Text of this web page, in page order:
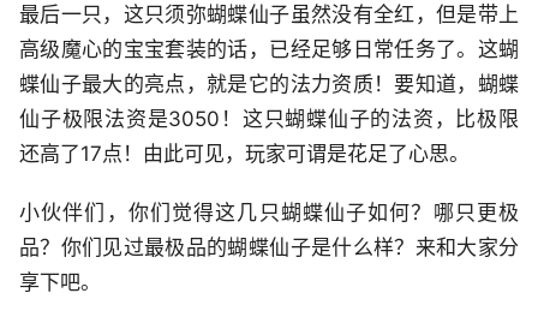
最后一只，这只须弥蝴蝶仙子虽然没有全红，但是带上
高级魔心的宝宝套装的话，已经足够日常任务了。这蝴
蝶仙子最大的亮点，就是它的法力资质！要知道，蝴蝶
仙子极限法资是3050！这只蝴蝶仙子的法资，比极限
还高了17点！由此可见，玩家可谓是花足了心思。
小伙伴们，你们觉得这几只蝴蝶仙子如何？哪只更极
品？你们见过最极品的蝴蝶仙子是什么样？来和大家分
享下吧。